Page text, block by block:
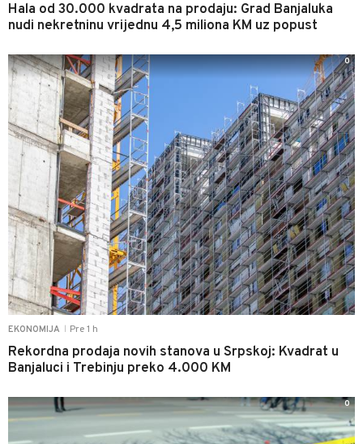
Hala od 30.000 kvadrata na prodaju: Grad Banjaluka
nudi nekretninu vrijednu 4,5 miliona KM uz popust
EKONOMIJA Pre 1 h
Rekordna prodaja novih stanova u Srpskoj: Kvadrat u
Banjaluci i Trebinju preko 4.000 KM
0
0